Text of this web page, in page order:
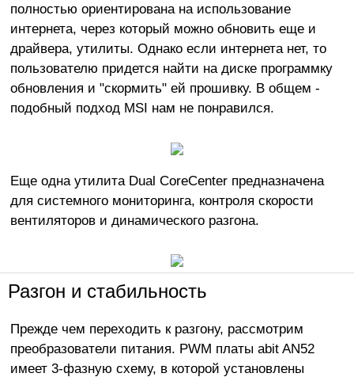
полностью ориентирована на использование
интернета, через который можно обновить еще и
драйвера, утилиты. Однако если интернета нет, то
пользователю придется найти на диске программку
обновления и "скормить" ей прошивку. В общем -
подобный подход MSI нам не понравился.
Еще одна утилита Dual CoreCenter предназначена
для системного мониторинга, контроля скорости
вентиляторов и динамического разгона.
Разгон и стабильность
Прежде чем переходить к разгону, рассмотрим
преобразователи питания. PWM платы abit AN52
имеет 3-фазную схему, в которой установлены